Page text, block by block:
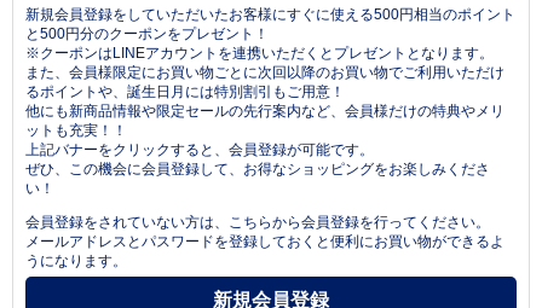
新規会員登録をしていただいたお客様にすぐに使える500円相当のポイント
と500円分のクーポンをプレゼント！
※クーポンはLINEアカウントを連携いただくとプレゼントとなります。
また、会員様限定にお買い物ごとに次回以降のお買い物でご利用いただけ
るポイントや、誕生日月には特別割引もご用意！
他にも新商品情報や限定セールの先行案内など、会員様だけの特典やメリ
ットも充実！！
上記バナーをクリックすると、会員登録が可能です。
ぜひ、この機会に会員登録して、お得なショッピングをお楽しみくださ
い！
会員登録をされていない方は、こちらから会員登録を行ってください。
メールアドレスとパスワードを登録しておくと便利にお買い物ができるよ
うになります。